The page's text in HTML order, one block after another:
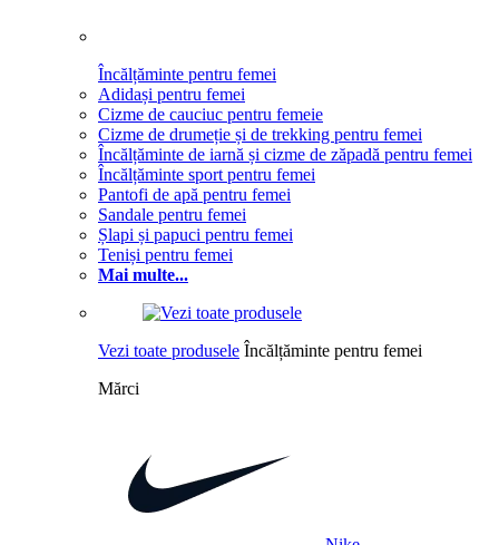
Încălțăminte pentru femei
Adidași pentru femei
Cizme de cauciuc pentru femeie
Cizme de drumeție și de trekking pentru femei
Încălțăminte de iarnă și cizme de zăpadă pentru femei
Încălțăminte sport pentru femei
Pantofi de apă pentru femei
Sandale pentru femei
Șlapi și papuci pentru femei
Teniși pentru femei
Mai multe...
Vezi toate produsele Încălțăminte pentru femei
Mărci